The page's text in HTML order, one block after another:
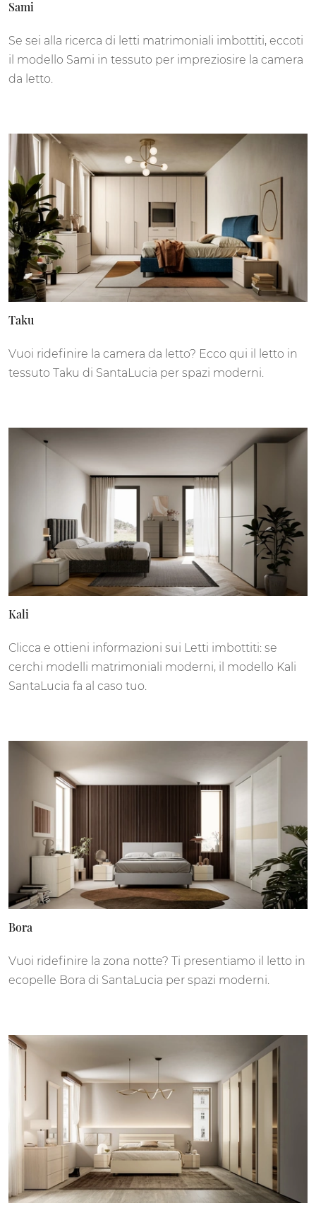
Sami
Se sei alla ricerca di letti matrimoniali imbottiti, eccoti
il modello Sami in tessuto per impreziosire la camera
da letto.
Taku
Vuoi ridefinire la camera da letto? Ecco qui il letto in
tessuto Taku di SantaLucia per spazi moderni.
Kali
Clicca e ottieni informazioni sui Letti imbottiti: se
cerchi modelli matrimoniali moderni, il modello Kali
SantaLucia fa al caso tuo.
Bora
Vuoi ridefinire la zona notte? Ti presentiamo il letto in
ecopelle Bora di SantaLucia per spazi moderni.